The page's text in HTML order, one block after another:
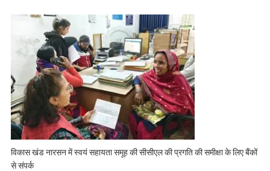
विकास खंड नारसन में स्वयं सहायता समूह की सीसीएल की प्रगति की समीक्षा के लिए बैंकों
से संपर्क